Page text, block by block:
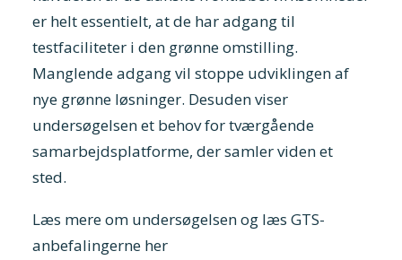
er helt essentielt, at de har adgang til
testfaciliteter i den grønne omstilling.
Manglende adgang vil stoppe udviklingen af
nye grønne løsninger. Desuden viser
undersøgelsen et behov for tværgående
samarbejdsplatforme, der samler viden et
sted.
Læs mere om undersøgelsen og læs GTS-
anbefalingerne her